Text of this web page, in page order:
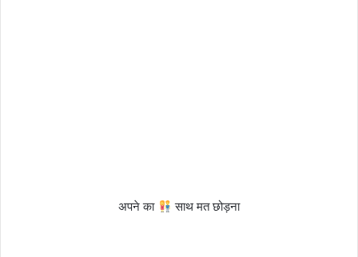
अपने का साथ मत छोड़ना